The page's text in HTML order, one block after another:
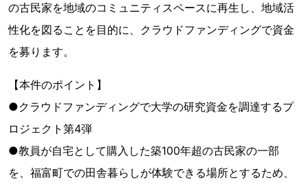
の古民家を地域のコミュニティスペースに再生し、地域活
性化を図ることを目的に、クラウドファンディングで資金
を募ります。
【本件のポイント】
●クラウドファンディングで大学の研究資金を調達するプ
ロジェクト第4弾
●教員が自宅として購入した築100年超の古民家の一部
を、福富町での田舎暮らしが体験できる場所とするため、